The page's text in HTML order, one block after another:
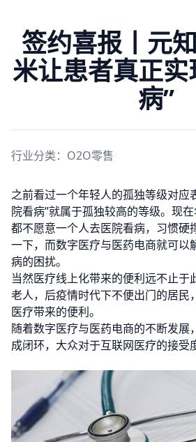
签约喜报丨元
米让患者真正实
病”
行业分类： O2O零售
之前看过一个年轻人的孤独等级对应
院看病”就属于孤独较高的等级。现
都不愿意一个人去医院看病，习惯硬
一下，而数字医疗与医药电商就可以
病的困扰。
当然医疗线上化带来的便利远不止于
老人，后疫情时代下不便出门的居民
医疗带来的便利。
随着数字医疗与医药电商的不断发展
成闭环，大众对于互联网医疗的接受